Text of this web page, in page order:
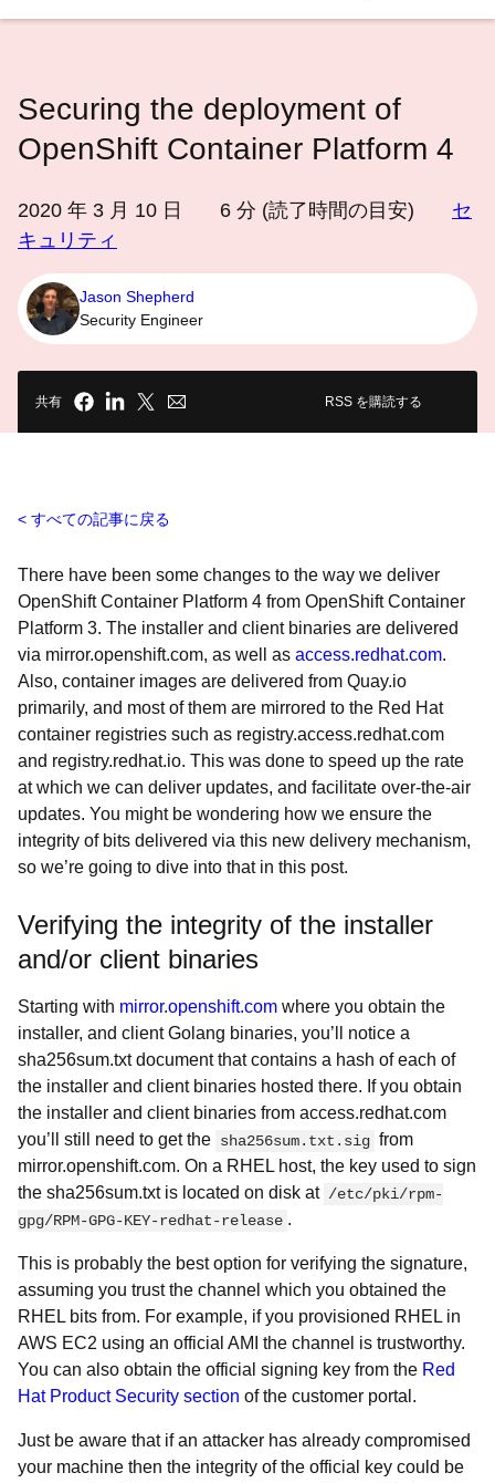
語
さ
Securing the deployment of
OpenShift Container Platform 4
2020 年 3 月 10 日 6 分 (読了時間の目安)
セ
キュリティ
Jason Shepherd
Security Engineer
共有 RSS を購読する
すべての記事に戻る
There have been some changes to the way we deliver
OpenShift Container Platform 4 from OpenShift Container
Platform 3. The installer and client binaries are delivered
via mirror.openshift.com, as well as access.redhat.com.
Also, container images are delivered from Quay.io
primarily, and most of them are mirrored to the Red Hat
container registries such as registry.access.redhat.com
and registry.redhat.io. This was done to speed up the rate
at which we can deliver updates, and facilitate over-the-air
updates. You might be wondering how we ensure the
integrity of bits delivered via this new delivery mechanism,
so we’re going to dive into that in this post.
Verifying the integrity of the installer
and/or client binaries
Starting with mirror.openshift.com where you obtain the
installer, and client Golang binaries, you’ll notice a
sha256sum.txt document that contains a hash of each of
the installer and client binaries hosted there. If you obtain
the installer and client binaries from access.redhat.com
you’ll still need to get the sha256sum.txt.sig from
mirror.openshift.com. On a RHEL host, the key used to sign
the sha256sum.txt is located on disk at /etc/pki/rpm-
gpg/RPM-GPG-KEY-redhat-release .
This is probably the best option for verifying the signature,
assuming you trust the channel which you obtained the
RHEL bits from. For example, if you provisioned RHEL in
AWS EC2 using an official AMI the channel is trustworthy.
You can also obtain the official signing key from the Red
Hat Product Security section of the customer portal.
Just be aware that if an attacker has already compromised
your machine then the integrity of the official key could be